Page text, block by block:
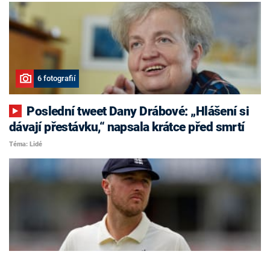
6 fotografií
dávají přestávku,“ napsala krátce před smrtí
Téma: Lidé